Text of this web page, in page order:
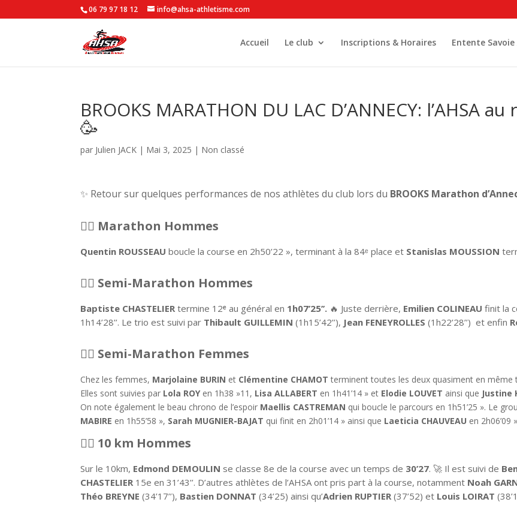
06 79 97 18 12 info@ahsa-athletisme.com
Accueil Le club Inscriptions & Horaires Entente
BROOKS MARATHON DU LAC D’ANNECY: l’AHSA
🥳
par Julien JACK | Mai 3, 2025 | Non classé
✨ Retour sur quelques performances de nos athlètes du club lors du BROOKS Marathon
🏃‍♂️ Marathon Hommes
Quentin ROUSSEAU boucle la course en 2h50’22 », terminant à la 84ᵉ place et Stanislas MOUSSION
🏃‍♂️ Semi-Marathon Hommes
Baptiste CHASTELIER termine 12ᵉ au général en 1h07’25’’. 🔥 Juste derrière, Emilien COLINEAU finit la
1h14’28’’. Le trio est suivi par Thibault GUILLEMIN (1h15’42’’), Jean FENEYROLLES (1h22’28’’) et enfin
🏃‍♀️ Semi-Marathon Femmes
Chez les femmes, Marjolaine BURIN et Clémentine CHAMOT terminent toutes les deux quasiment en même
Elles sont suivies par Lola ROYen 1h38 »11, Lisa ALLABERT en 1h41’14 » et Elodie LOUVET ainsi que Justine
On note également le beau chrono de l’espoir Maellis CASTREMAN qui boucle le parcours en 1h51’25 ». Le
MABIRE en 1h55’58 », Sarah MUGNIER-BAJAT qui finit en 2h01’14 » ainsi que Laeticia CHAUVEAU en 2h06’09
🏃‍♂️ 10 km Hommes
Sur le 10km, Edmond DEMOULIN se classe 8e de la course avec un temps de 30’27. 🚀 Il est suivi de
CHASTELIER 15e en 31’43’’. D’autres athlètes de l’AHSA ont pris part à la course, notamment Noah
Théo BREYNE (34’17’’), Bastien DONNAT (34’25) ainsi qu’Adrien RUPTIER (37’52) et Louis LOIRAT